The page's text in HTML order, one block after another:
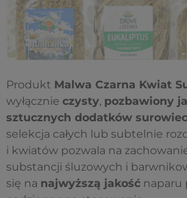
Produkt Malwa Czarna Kwiat
wyłącznie czysty, pozbawiony
sztucznych dodatków
selekcja całych lub subtelnie
i kwiatów pozwala na
substancji śluzowych i
się na najwyższą jakość naparu